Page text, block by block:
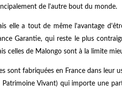
de l'autre bout du monde.
elle a tout de même l'avantage
Garantie, qui reste le plus
celles de Malongo sont à la limite
sont fabriquées en France dans leur
Patrimoine Vivant) qui importe une